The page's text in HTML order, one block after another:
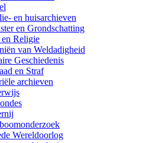
en huisarchieven
en Grondschatting
Religie
van Weldadigheid
Geschiedenis
en Straf
archieven
Wereldoorlog